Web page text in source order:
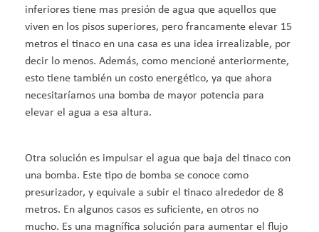
inferiores tiene mas presión de agua que aquellos que
viven en los pisos superiores, pero francamente elevar 15
metros el tinaco en una casa es una idea irrealizable, por
decir lo menos. Además, como mencioné anteriormente,
esto tiene también un costo energético, ya que ahora
necesitaríamos una bomba de mayor potencia para
elevar el agua a esa altura.
Otra solución es impulsar el agua que baja del tinaco con
una bomba. Este tipo de bomba se conoce como
presurizador, y equivale a subir el tinaco alrededor de 8
metros. En algunos casos es suficiente, en otros no
mucho. Es una magnífica solución para aumentar el flujo